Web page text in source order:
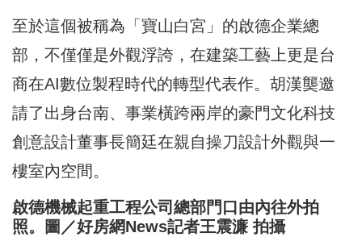
至於這個被稱為「寶山白宮」的啟德企業總
部，不僅僅是外觀浮誇，在建築工藝上更是台
商在AI數位製程時代的轉型代表作。胡漢龑邀
請了出身台南、事業橫跨兩岸的豪門文化科技
創意設計董事長簡廷在親自操刀設計外觀與一
樓室內空間。
啟德機械起重工程公司總部門口由內往外拍
照。圖／好房網News記者王震濂 拍攝